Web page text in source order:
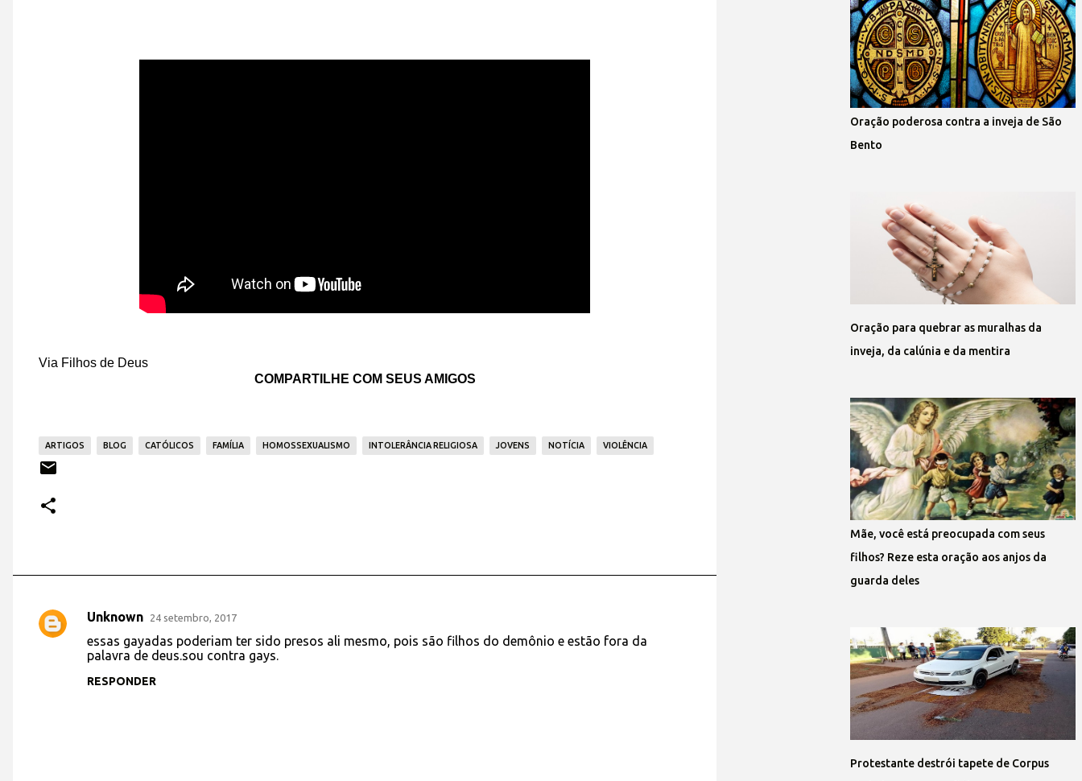
Via Filhos de Deus
COMPARTILHE COM SEUS AMIGOS
ARTIGOS BLOG CATÓLICOS FAMÍLIA HOMOSSEXUALISMO INTOLERÂNCIA RELIGIOSA JOVENS NOTÍCIA VIOLÊNCIA
C
Unknown 24 setembro, 2017
essas gayadas poderiam ter sido presos ali mesmo, pois são filhos do demônio e estão fora da
palavra de deus.sou contra gays.
RESPONDER
Oração poderosa contra a inveja de São
Bento
Oração para quebrar as muralhas da
inveja, da calúnia e da mentira
Mãe, você está preocupada com seus
filhos? Reze esta oração aos anjos da
guarda deles
Protestante destrói tapete de Corpus